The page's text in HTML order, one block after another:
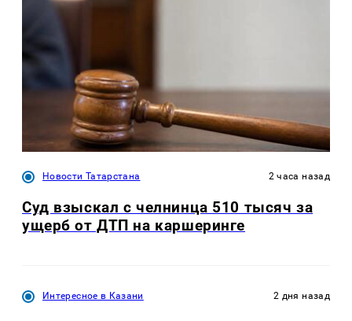
Новости Татарстана 2 часа назад
Суд взыскал с челнинца 510 тысяч за
ущерб от ДТП на каршеринге
Интересное в Казани 2 дня назад